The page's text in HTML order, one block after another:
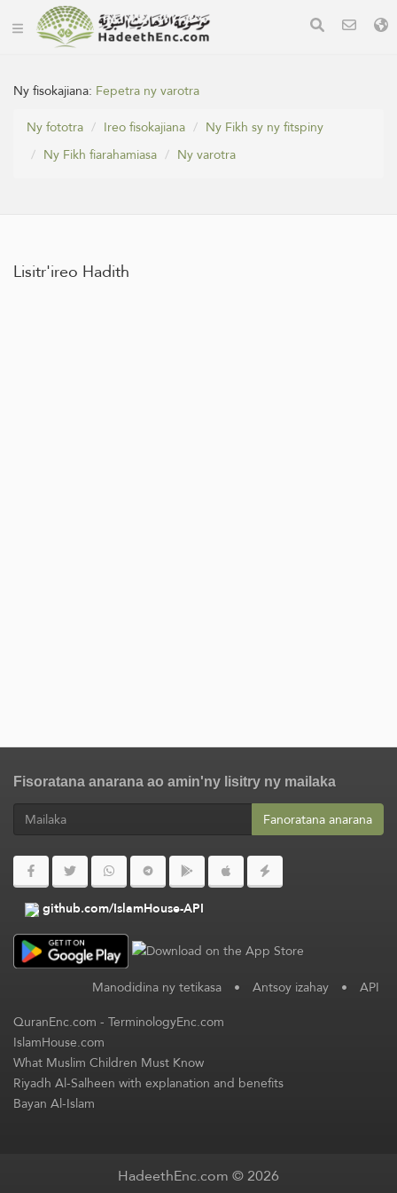
Ny fisokajiana: Fepetra ny varotra
Ny fototra
Ireo fisokajiana
Ny Fikh sy ny fitspiny
Ny Fikh fiarahamiasa
Ny varotra
Lisitr'ireo Hadith
Fisoratana anarana ao amin'ny lisitry ny mailaka
Fanoratana anarana
github.com/IslamHouse-API
Manodidina ny tetikasa • Antsoy izahay • API
QuranEnc.com-TerminologyEnc.com
IslamHouse.com
What Muslim Children Must Know
Riyadh Al-Salheen with explanation and benefits
Bayan Al-Islam
HadeethEnc.com © 2026